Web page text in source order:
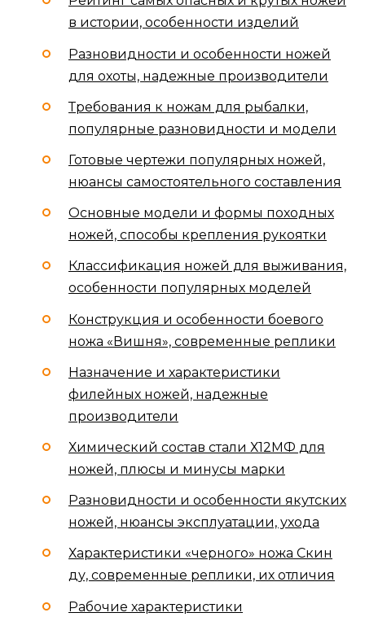
в истории, особенности изделий
Разновидности и особенности ножей
для охоты, надежные производители
Требования к ножам для рыбалки,
популярные разновидности и модели
Готовые чертежи популярных ножей,
нюансы самостоятельного составления
Основные модели и формы походных
ножей, способы крепления рукоятки
Классификация ножей для выживания,
особенности популярных моделей
Конструкция и особенности боевого
ножа «Вишня», современные реплики
Назначение и характеристики
филейных ножей, надежные
производители
Химический состав стали Х12МФ для
ножей, плюсы и минусы марки
Разновидности и особенности якутских
ножей, нюансы эксплуатации, ухода
Характеристики «черного» ножа Скин
ду, современные реплики, их отличия
Рабочие характеристики